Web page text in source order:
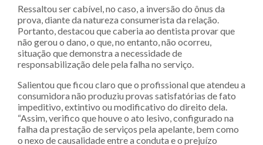
Ressaltou ser cabível, no caso, a inversão do ônus da
prova, diante da natureza consumerista da relação.
Portanto, destacou que caberia ao dentista provar que
não gerou o dano, o que, no entanto, não ocorreu,
situação que demonstra a necessidade de
responsabilização dele pela falha no serviço.
Salientou que ficou claro que o profissional que atendeu a
consumidora não produziu provas satisfatórias de fato
impeditivo, extintivo ou modificativo do direito dela.
“Assim, verifico que houve o ato lesivo, configurado na
falha da prestação de serviços pela apelante, bem como
o nexo de causalidade entre a conduta e o prejuízo